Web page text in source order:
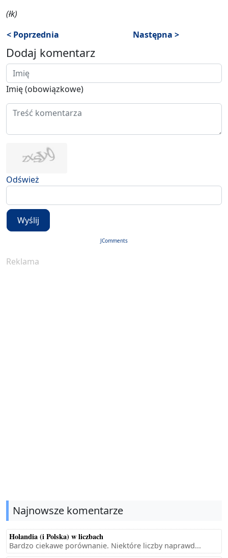
(łk)
< Poprzednia
Następna >
Dodaj komentarz
Imię (obowiązkowe)
Odśwież
Wyślij
JComments
Reklama
Najnowsze komentarze
Holandia (i Polska) w liczbach
Bardzo ciekawe porównanie. Niektóre liczby naprawd...